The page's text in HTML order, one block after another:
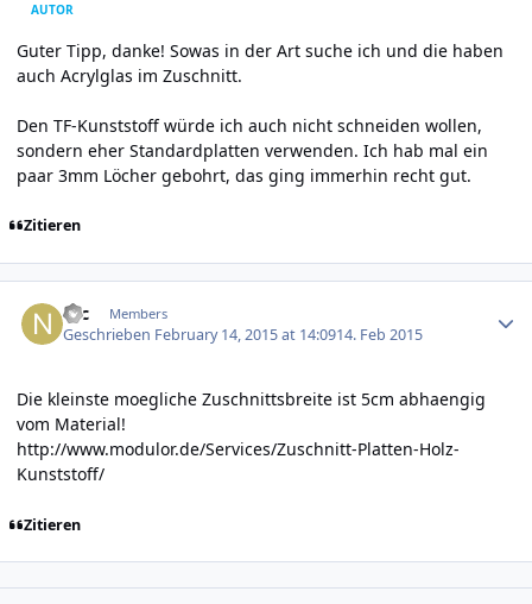
AUTOR
Guter Tipp, danke! Sowas in der Art suche ich und die haben
auch Acrylglas im Zuschnitt.
Den TF-Kunststoff würde ich auch nicht schneiden wollen,
sondern eher Standardplatten verwenden. Ich hab mal ein
paar 3mm Löcher gebohrt, das ging immerhin recht gut.
Zitieren
Nic Members
Geschrieben February 14, 2015 at 14:0914. Feb 2015
Die kleinste moegliche Zuschnittsbreite ist 5cm abhaengig
vom Material!
http://www.modulor.de/Services/Zuschnitt-Platten-Holz-
Kunststoff/
Zitieren